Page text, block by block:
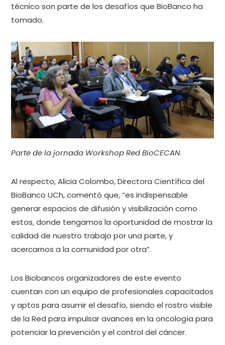
técnico son parte de los desafíos que BioBanco ha
tomado.
Parte de la jornada Workshop Red BioCECAN.
Al respecto, Alicia Colombo, Directora Científica del
BioBanco UCh, comentó que, “es indispensable
generar espacios de difusión y visibilización como
estos, donde tengamos la oportunidad de mostrar la
calidad de nuestro trabajo por una parte, y
acercarnos a la comunidad por otra”.
Los Biobancos organizadores de este evento
cuentan con un equipo de profesionales capacitados
y aptos para asumir el desafío, siendo el rostro visible
de la Red para impulsar avances en la oncología para
potenciar la prevención y el control del cáncer.